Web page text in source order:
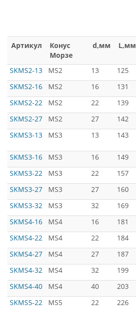
Артикул
Конус
Морзе
d,мм L,мм
SKMS2-13
MS2 13 125
SKMS2-16
MS2 16 131
SKMS2-22
MS2 22 139
SKMS2-27
MS2 27 142
SKMS3-13
MS3 13 143
SKMS3-16
MS3 16 149
SKMS3-22
MS3 22 157
SKMS3-27
MS3 27 160
SKMS3-32
MS3 32 169
SKMS4-16
MS4 16 181
SKMS4-22
MS4 22 184
SKMS4-27
MS4 27 187
SKMS4-32
MS4 32 199
SKMS4-40
MS4 40 203
SKMS5-22
MS5 22 226